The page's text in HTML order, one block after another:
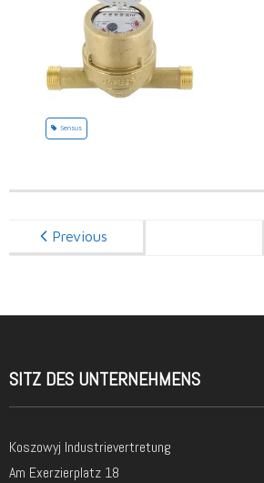
Sensus
Previous
SITZ DES UNTERNEHMENS
Koszowyj Industrievertretung
Am Exerzierplatz 18